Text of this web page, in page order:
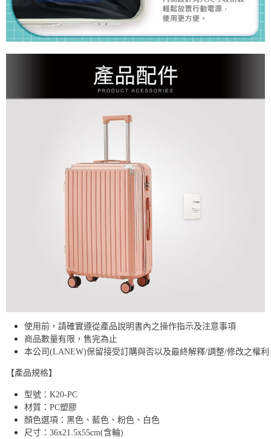
使用前，請確實遵從產品說明書內之操作指示及注意事項
商品數量有限，售完為止
本公司(LANEW)保留接受訂購與否以及最終解釋/調整/修改之權利
【產品規格】
型號：K20-PC
材質：PC塑膠
顏色選項：黑色、藍色、粉色、白色
尺寸：36x21.5x55cm(含輪)